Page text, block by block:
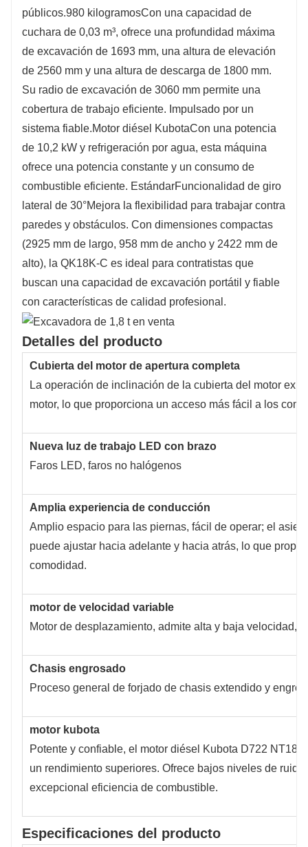
públicos.980 kilogramosCon una capacidad de
cuchara de 0,03 m³, ofrece una profundidad máxima
de excavación de 1693 mm, una altura de elevación
de 2560 mm y una altura de descarga de 1800 mm.
Su radio de excavación de 3060 mm permite una
cobertura de trabajo eficiente. Impulsado por un
sistema fiable.Motor diésel KubotaCon una potencia
de 10,2 kW y refrigeración por agua, esta máquina
ofrece una potencia constante y un consumo de
combustible eficiente. EstándarFuncionalidad de giro
lateral de 30°Mejora la flexibilidad para trabajar contra
paredes y obstáculos. Con dimensiones compactas
(2925 mm de largo, 958 mm de ancho y 2422 mm de
alto), la QK18K-C es ideal para contratistas que
buscan una capacidad de excavación portátil y fiable
con características de calidad profesional.
Detalles del producto
Cubierta del motor de apertura completa
La operación de inclinación de la cubierta del motor
motor, lo que proporciona un acceso más fácil a los
Nueva luz de trabajo LED con brazo
Faros LED, faros no halógenos
Amplia experiencia de conducción
Amplio espacio para las piernas, fácil de operar; el
puede ajustar hacia adelante y hacia atrás, lo que
comodidad.
motor de velocidad variable
Motor de desplazamiento, admite alta y baja velocidad,
Chasis engrosado
Proceso general de forjado de chasis extendido y
motor kubota
Potente y confiable, el motor diésel Kubota D722
un rendimiento superiores. Ofrece bajos niveles de
excepcional eficiencia de combustible.
Especificaciones del producto